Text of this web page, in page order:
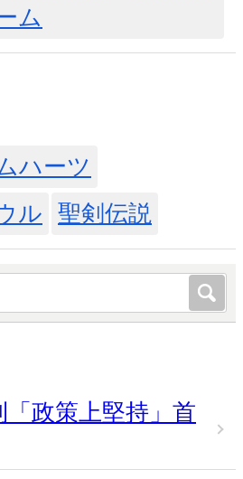
ム
ハーツ
ル
聖剣伝説
「政策上堅持」首